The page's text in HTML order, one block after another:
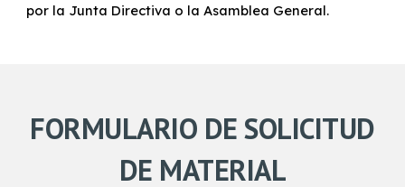
por la Junta Directiva o la Asamblea General.
FORMULARIO DE SOLICITUD
DE MATERIAL